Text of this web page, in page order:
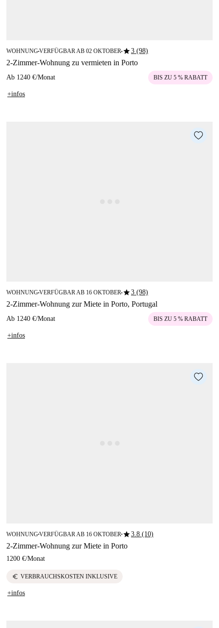
WOHNUNG■VERFÜGBAR AB 02 OKTOBER■star3 (98)
2-Zimmer-Wohnung zu vermieten in Porto
Ab 1240 €/Monat BIS ZU 5 % RABATT
+infos
WOHNUNG■VERFÜGBAR AB 16 OKTOBER■star3 (98)
2-Zimmer-Wohnung zur Miete in Porto, Portugal
Ab 1240 €/Monat BIS ZU 5 % RABATT
+infos
WOHNUNG■VERFÜGBAR AB 16 OKTOBER ■star3.8 (10)
2-Zimmer-Wohnung zur Miete in Porto
1200 €/Monat
euro VERBRAUCHSKOSTEN INKLUSIVE
+infos